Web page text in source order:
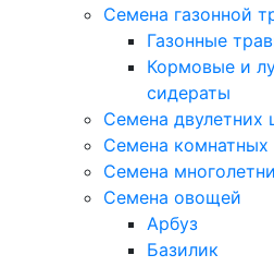
Семена газонной
Газонные
Кормовые и
сидераты
Семена двулетних
Семена комнатных
Семена
Семена овощей
Арбуз
Базилик